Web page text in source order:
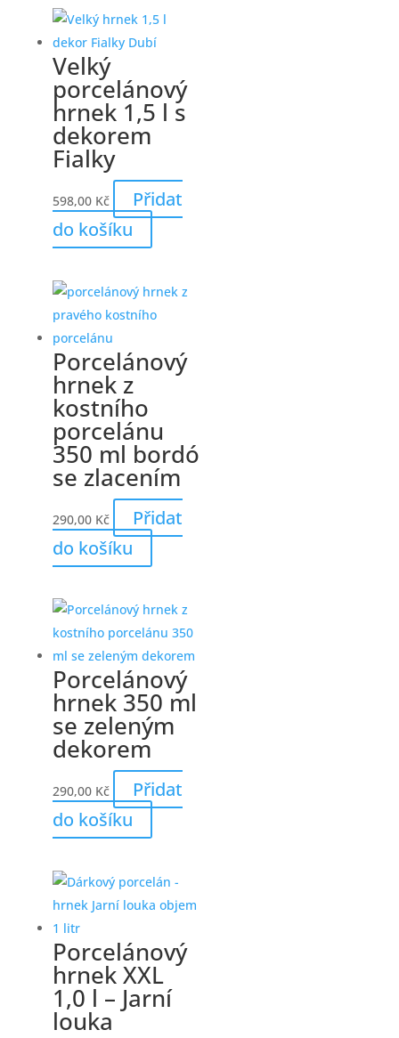
Velký
porcelánový
hrnek 1,5 l s
dekorem
Fialky
598,00 Kč
Přidat
do košíku
Porcelánový
hrnek z
kostního
porcelánu
350 ml bordó
se zlacením
290,00 Kč
Přidat
do košíku
Porcelánový
hrnek 350 ml
se zeleným
dekorem
290,00 Kč
Přidat
do košíku
Porcelánový
hrnek XXL
1,0 l – Jarní
louka